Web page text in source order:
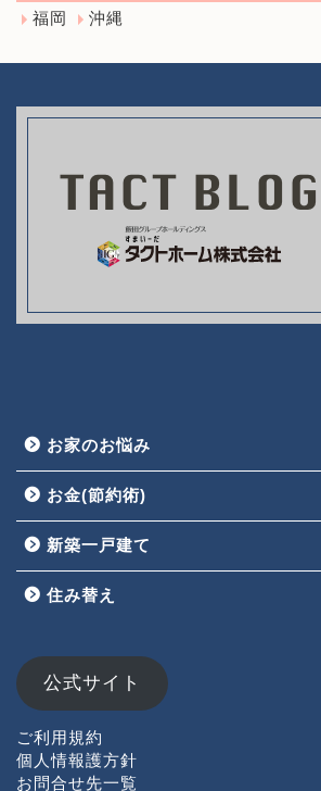
福岡 沖縄
お家のお悩み
お金(節約術)
新築一戸建て
住み替え
公式サイト
ご利用規約
個人情報護方針
お問合せ先一覧